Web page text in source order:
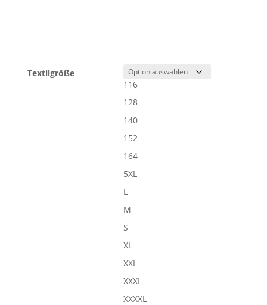
Textilgröße
116
128
140
152
164
5XL
L
M
S
XL
XXL
XXXL
XXXXL